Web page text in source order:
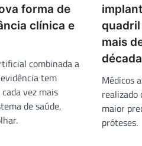
forma de
clínica e
combinada a
tem
vez mais
de saúde,
quadril
mais
década
Médicos
realizado
maior
próteses.